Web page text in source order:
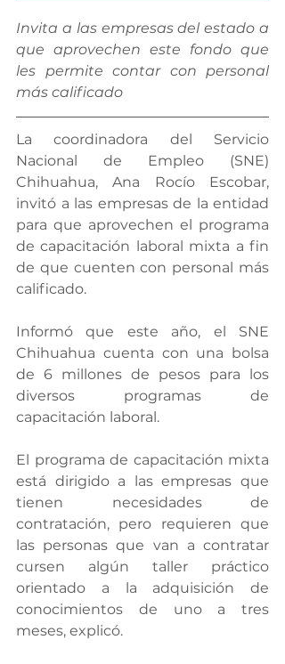
Invita a las empresas del estado a
que aprovechen este fondo que
les permite contar con personal
más calificado
La coordinadora del Servicio
Nacional de Empleo (SNE)
Chihuahua, Ana Rocío Escobar,
invitó a las empresas de la entidad
para que aprovechen el programa
de capacitación laboral mixta a fin
de que cuenten con personal más
calificado.
Informó que este año, el SNE
Chihuahua cuenta con una bolsa
de 6 millones de pesos para los
diversos programas de
capacitación laboral.
El programa de capacitación mixta
está dirigido a las empresas que
tienen necesidades de
contratación, pero requieren que
las personas que van a contratar
cursen algún taller práctico
orientado a la adquisición de
conocimientos de uno a tres
meses, explicó.